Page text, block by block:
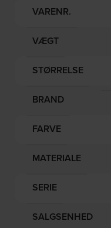
VARENR.
VÆGT
STØRRELSE
BRAND
FARVE
MATERIALE
SERIE
SALGSENHED